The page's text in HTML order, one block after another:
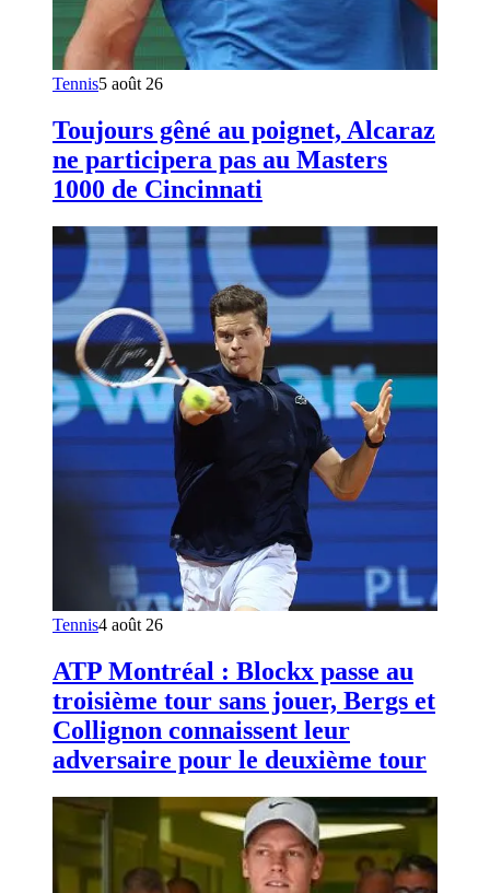
Tennis5 août 26
Toujours gêné au poignet, Alcaraz
ne participera pas au Masters
1000 de Cincinnati
Tennis4 août 26
ATP Montréal : Blockx passe au
troisième tour sans jouer, Bergs et
Collignon connaissent leur
adversaire pour le deuxième tour